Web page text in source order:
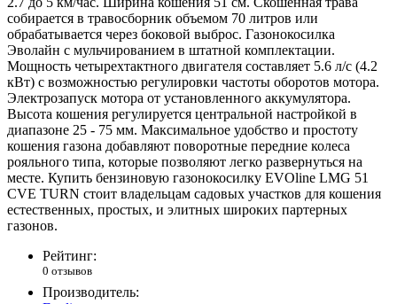
собирается в травосборник объемом 70 литров или
обрабатывается через боковой выброс. Газонокосилка
Эволайн с мульчированием в штатной комплектации.
Мощность четырехтактного двигателя составляет 5.6 л/с (4.2
кВт) с возможностью регулировки частоты оборотов мотора.
Электрозапуск мотора от установленного аккумулятора.
Высота кошения регулируется центральной настройкой в
диапазоне 25 - 75 мм. Максимальное удобство и простоту
кошения газона добавляют поворотные передние колеса
рояльного типа, которые позволяют легко развернуться на
месте. Купить бензиновую газонокосилку EVOline LMG 51
CVE TURN стоит владельцам садовых участков для кошения
естественных, простых, и элитных широких партерных
газонов.
Рейтинг:
0 отзывов
Производитель: